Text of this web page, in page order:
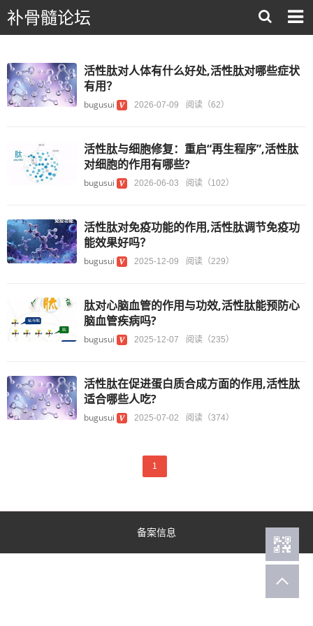
补骨髓论坛
活性肽对人体有什么好处,活性肽对哪些症状
有用？
bugusui 2026-07-09 阅读（62）
活性肽与细胞修复：重启“再生程序”,活性肽
对细胞的作用有哪些?
bugusui 2026-06-03 阅读（102）
活性肽对免疫功能的作用,活性肽调节免疫功
能效果好吗？
bugusui 2025-12-09 阅读（229）
肽对心脑血管的作用与功效,活性肽能预防心
脑血管疾病吗?
bugusui 2025-12-07 阅读（235）
活性肽在促进蛋白质合成方面的作用,活性肽
适合哪些人吃?
bugusui 2025-07-02 阅读（374）
1
备案信息